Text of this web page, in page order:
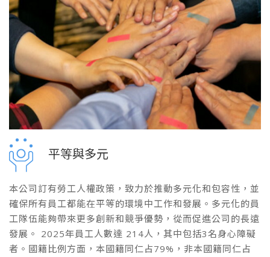
平等與多元
本公司訂有勞工人權政策，致力於推動多元化和包容性，並
確保所有員工都能在平等的環境中工作和發展。多元化的員
工隊伍能夠帶來更多創新和競爭優勢，從而促進公司的長遠
發展。 2025年員工人數達 214人，其中包括3名身心障礙
者。國籍比例方面，本國籍同仁占79%，非本國籍同仁占